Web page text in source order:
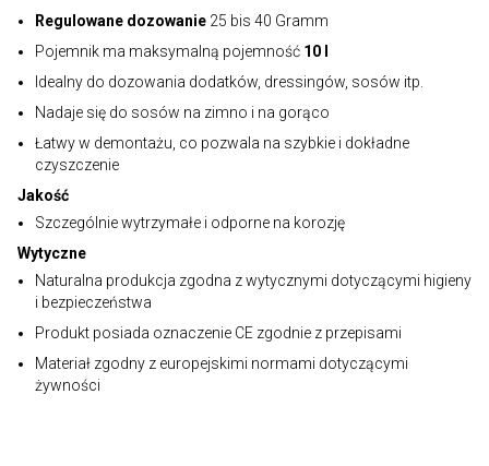
Regulowane dozowanie 25 bis 40 Gramm
Pojemnik ma maksymalną pojemność 10 l
Idealny do dozowania dodatków, dressingów, sosów itp.
Nadaje się do sosów na zimno i na gorąco
Łatwy w demontażu, co pozwala na szybkie i dokładne
czyszczenie
Jakość
Szczególnie wytrzymałe i odporne na korozję
Wytyczne
Naturalna produkcja zgodna z wytycznymi dotyczącymi higieny
i bezpieczeństwa
Produkt posiada oznaczenie CE zgodnie z przepisami
Materiał zgodny z europejskimi normami dotyczącymi
żywności